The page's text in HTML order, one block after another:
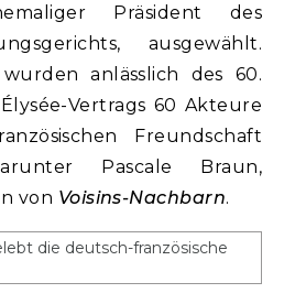
Präsident des
ausgewählt.
anlässlich des 60.
Vertrags 60 Akteure
Freundschaft
Pascale Braun,
von Voisins-Nachbarn.
die deutsch-französische